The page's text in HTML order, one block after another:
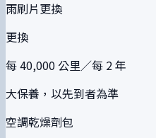
雨刷片更換
更換
每 40,000 公里／每 2 年
大保養，以先到者為準
空調乾燥劑包